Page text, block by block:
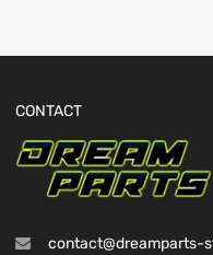
CONTACT
contact@dreamparts-